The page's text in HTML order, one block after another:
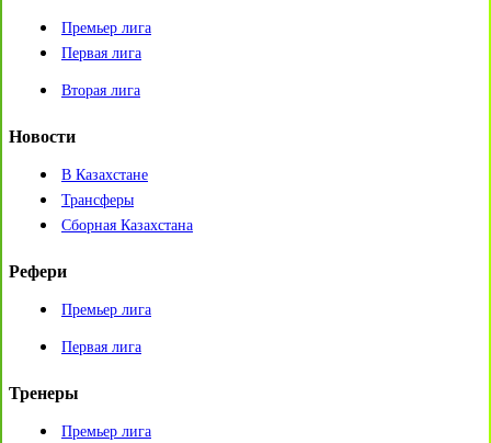
Премьер лига
Первая лига
Вторая лига
Новости
В Казахстане
Трансферы
Сборная Казахстана
Рефери
Премьер лига
Первая лига
Тренеры
Премьер лига